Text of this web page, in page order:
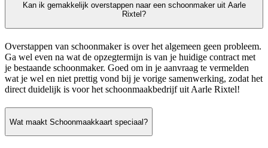
Kan ik gemakkelijk overstappen naar een schoonmaker uit Aarle
Rixtel?
Overstappen van schoonmaker is over het algemeen geen probleem.
Ga wel even na wat de opzegtermijn is van je huidige contract met
je bestaande schoonmaker. Goed om in je aanvraag te vermelden
wat je wel en niet prettig vond bij je vorige samenwerking, zodat het
direct duidelijk is voor het schoonmaakbedrijf uit Aarle Rixtel!
Wat maakt Schoonmaakkaart speciaal?